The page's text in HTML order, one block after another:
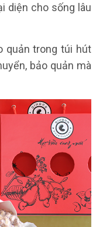
diện cho sống lâu
quản trong túi hút
bảo quản mà